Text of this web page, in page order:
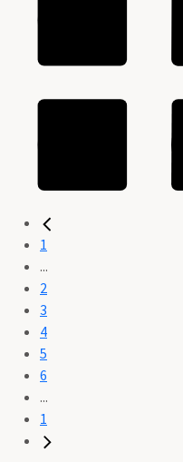
1
...
2
3
4
5
6
...
1